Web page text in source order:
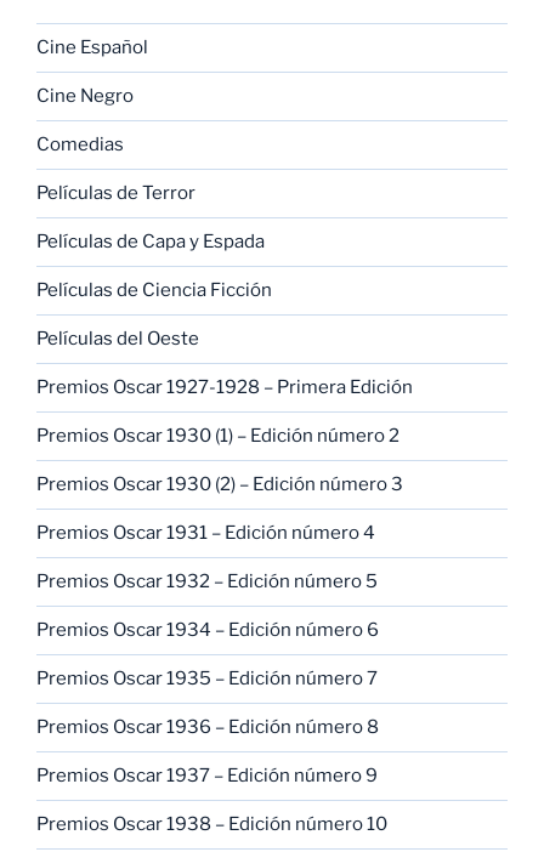
Cine Español
Cine Negro
Comedias
Películas de Terror
Películas de Capa y Espada
Películas de Ciencia Ficción
Películas del Oeste
Premios Oscar 1927-1928 – Primera Edición
Premios Oscar 1930 (1) – Edición número 2
Premios Oscar 1930 (2) – Edición número 3
Premios Oscar 1931 – Edición número 4
Premios Oscar 1932 – Edición número 5
Premios Oscar 1934 – Edición número 6
Premios Oscar 1935 – Edición número 7
Premios Oscar 1936 – Edición número 8
Premios Oscar 1937 – Edición número 9
Premios Oscar 1938 – Edición número 10